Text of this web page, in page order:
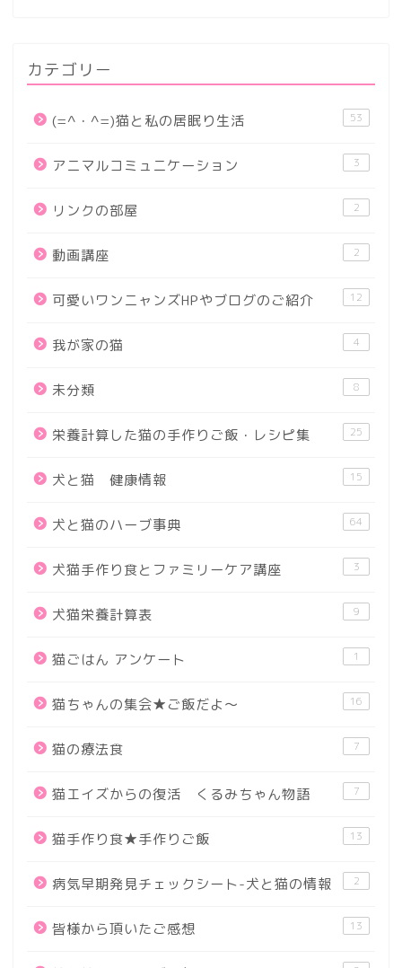
カテゴリー
(=^・^=)猫と私の居眠り生活 53
アニマルコミュニケーション 3
リンクの部屋 2
動画講座 2
可愛いワンニャンズHPやブログのご紹介 12
我が家の猫 4
未分類 8
栄養計算した猫の手作りご飯・レシピ集 25
犬と猫 健康情報 15
犬と猫のハーブ事典 64
犬猫手作り食とファミリーケア講座 3
犬猫栄養計算表 9
猫ごはん アンケート 1
猫ちゃんの集会★ご飯だよ～ 16
猫の療法食 7
猫エイズからの復活 くるみちゃん物語 7
猫手作り食★手作りご飯 13
病気早期発見チェックシート-犬と猫の情報 2
皆様から頂いたご感想 13